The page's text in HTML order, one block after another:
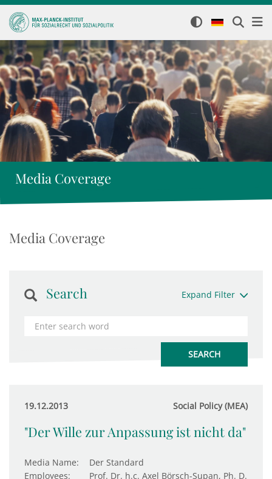
Media Coverage
Media Coverage
Search Expand Filter
19.12.2013 Social Policy (MEA)
"Der Wille zur Anpassung ist nicht da"
Media Name:
Der Standard
Employees:
Prof. Dr. h.c. Axel Börsch-Supan, Ph. D.